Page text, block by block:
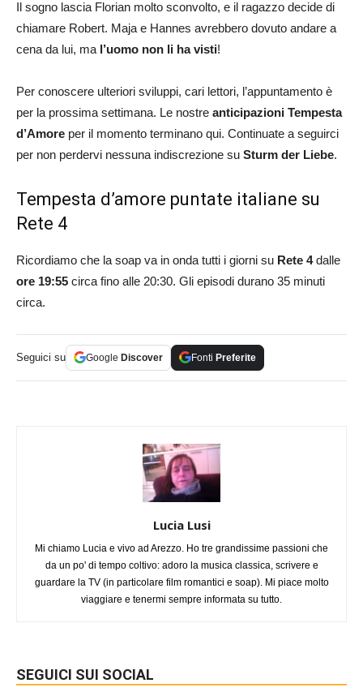
Il sogno lascia Florian molto sconvolto, e il ragazzo decide di
chiamare Robert. Maja e Hannes avrebbero dovuto andare a
cena da lui, ma l’uomo non li ha visti!
Per conoscere ulteriori sviluppi, cari lettori, l’appuntamento è
per la prossima settimana. Le nostre anticipazioni Tempesta
d’Amore per il momento terminano qui. Continuate a seguirci
per non perdervi nessuna indiscrezione su Sturm der Liebe.
Tempesta d’amore puntate italiane su
Rete 4
Ricordiamo che la soap va in onda tutti i giorni su Rete 4dalle
ore 19:55 circa fino alle 20:30. Gli episodi durano 35 minuti
circa.
Seguici su Google Discover Fonti Preferite
Lucia Lusi
Mi chiamo Lucia e vivo ad Arezzo. Ho tre grandissime passioni che
da un po' di tempo coltivo: adoro la musica classica, scrivere e
guardare la TV (in particolare film romantici e soap). Mi piace molto
viaggiare e tenermi sempre informata su tutto.
SEGUICI SUI SOCIAL